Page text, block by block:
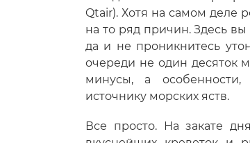
Qtair). Хотя на самом деле
на то ряд причин. Здесь
да и не проникнитесь
очереди не один десяток
минусы, а
источнику морских яств.
Все просто. На закате